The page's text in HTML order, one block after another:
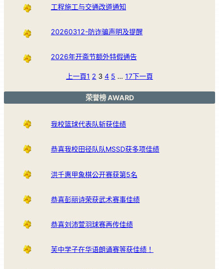
工程施工与交通改道通知
20260312-防诈骗声明及提醒
2026年开斋节额外特假通告
上一頁1 2 3 4 5 … 17下一頁
荣誉榜 AWARD
我校篮球代表队斩获佳绩
恭喜我校田径队队MSSD获多项佳绩
洪千惠甲象棋公开赛获第5名
恭喜彭丽诗荣获武术赛事佳绩
恭喜刘沛萱羽球赛再传佳绩
芙中学子在华语朗诵赛等获佳绩！